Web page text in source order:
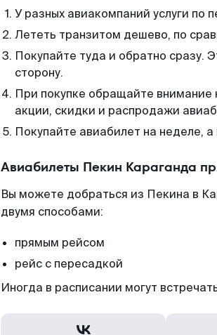
У разных авиакомпаний услуги по
Лететь транзитом дешево, по
Покупайте туда и обратно сразу.
сторону.
При покупке обращайте
акции, скидки и распродажи
Покупайте авиабилет на неделе,
Авиабилеты Пекин Караганда
Вы можете добраться из Пекина в
двумя способами:
прямым рейсом
рейс с пересадкой
Иногда в расписании могут